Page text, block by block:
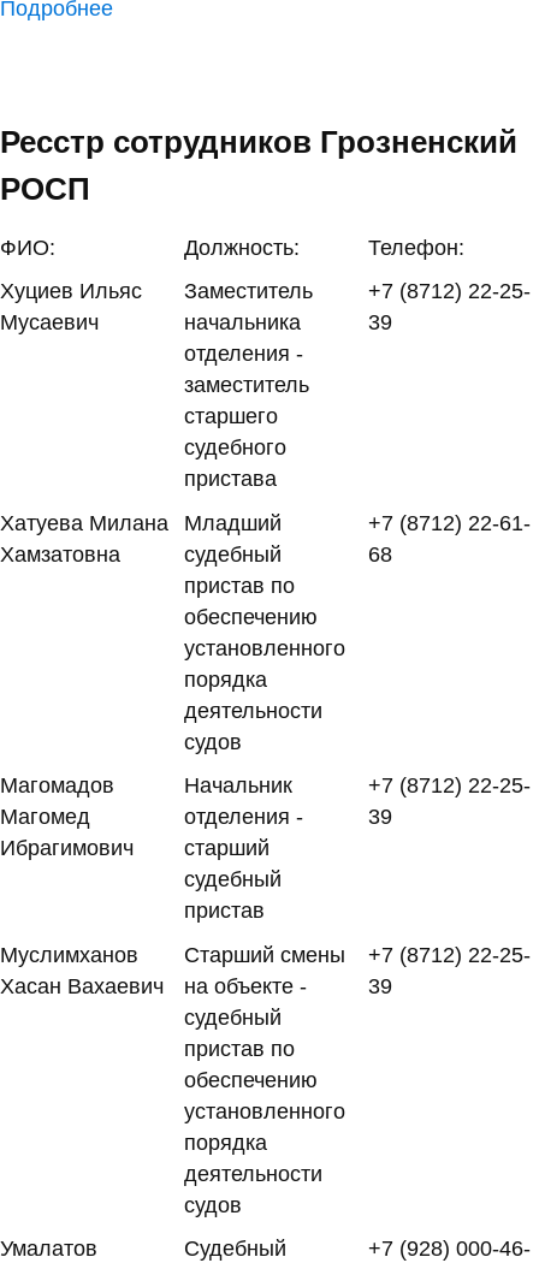
Подробнее
Ресстр сотрудников Грозненский
РОСП
ФИО: Должность:
Телефон:
Хуциев Ильяс
Мусаевич
Заместитель
начальника
отделения -
заместитель
старшего
судебного
пристава
+7 (8712) 22-25-
39
Хатуева Милана
Хамзатовна
Младший
судебный
пристав по
обеспечению
установленного
порядка
деятельности
судов
+7 (8712) 22-61-
68
Магомадов
Магомед
Ибрагимович
Начальник
отделения -
старший
судебный
пристав
+7 (8712) 22-25-
39
Муслимханов
Хасан Вахаевич
Старший смены
на объекте -
судебный
пристав по
обеспечению
установленного
порядка
деятельности
судов
+7 (8712) 22-25-
39
Умалатов Судебный +7 (928) 000-46-